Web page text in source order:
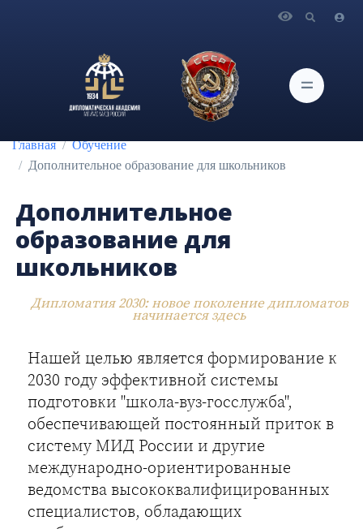
Главная
Обучение
Дополнительное образование для школьников
Дополнительное
образование для
школьников
Дипломатия 2030: новое поколение дипломатов
начинается здесь
Нашей целью является формирование к
2030 году эффективной системы
подготовки "школа-вуз-госслужба",
обеспечивающей постоянный приток в
систему МИД России и другие
международно-ориентированные
ведомства высококвалифицированных
специалистов, обладающих